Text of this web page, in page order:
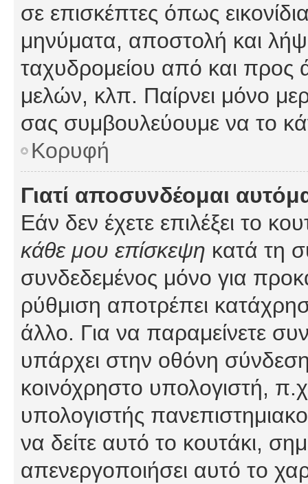
σε επισκέπτες όπως
μηνύματα, αποστολή και
ταχυδρομείου από και προς
μελών, κλπ. Παίρνει μόνο
σας συμβουλεύουμε να το
Κορυφή
Γιατί αποσυνδέομαι
Εάν δεν έχετε επιλέξει το
κάθε μου επίσκεψη κατά τη
συνδεδεμένος μόνο για
ρύθμιση αποτρέπει
άλλο. Για να παραμείνετε
υπάρχει στην οθόνη
κοινόχρηστο υπολογιστή,
υπολογιστής
να δείτε αυτό το κουτάκι,
απενεργοποιήσει αυτό το